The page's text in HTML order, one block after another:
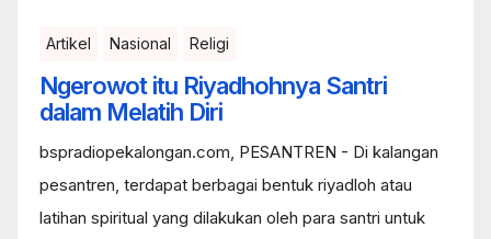
Artikel Nasional Religi
Ngerowot itu Riyadhohnya Santri
dalam Melatih Diri
bspradiopekalongan.com, PESANTREN - Di kalangan
pesantren, terdapat berbagai bentuk riyadloh atau
latihan spiritual yang dilakukan oleh para santri untuk